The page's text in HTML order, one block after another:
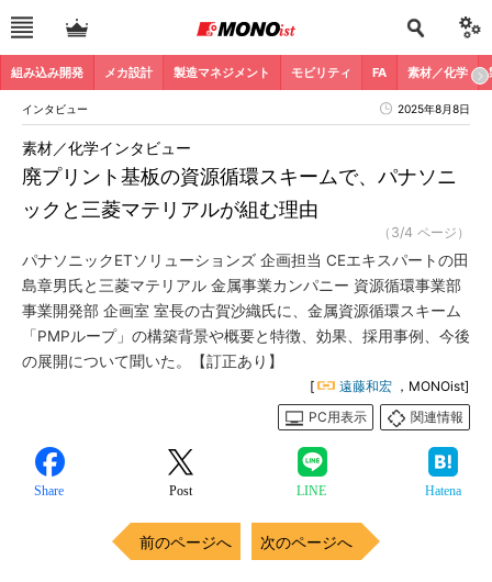
組み込み開発 メカ設計 製造マネジメント モビリティ FA 素材／化学
インタビュー 2025年8月8日
廃プリント基板の資源循環スキームで、パナソニ
ックと三菱マテリアルが組む理由
素材／化学インタビュー
（3/4 ページ）
パナソニックETソリューションズ 企画担当 CEエキスパートの田
島章男氏と三菱マテリアル 金属事業カンパニー 資源循環事業部
事業開発部 企画室 室長の古賀沙織氏に、金属資源循環スキーム
「PMPループ」の構築背景や概要と特徴、効果、採用事例、今後
の展開について聞いた。【訂正あり】
[ 遠藤和宏 ，MONOist]
PC用表示
関連情報
Share Post LINE Hatena
前のページへ 次のページへ